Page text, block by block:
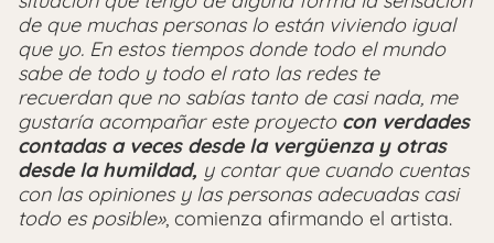
de que muchas personas lo están viviendo igual
que yo. En estos tiempos donde todo el mundo
sabe de todo y todo el rato las redes te
recuerdan que no sabías tanto de casi nada, me
gustaría acompañar este proyecto con verdades
contadas a veces desde la vergüenza y otras
desde la humildad, y contar que cuando cuentas
con las opiniones y las personas adecuadas casi
todo es posible», comienza afirmando el artista.